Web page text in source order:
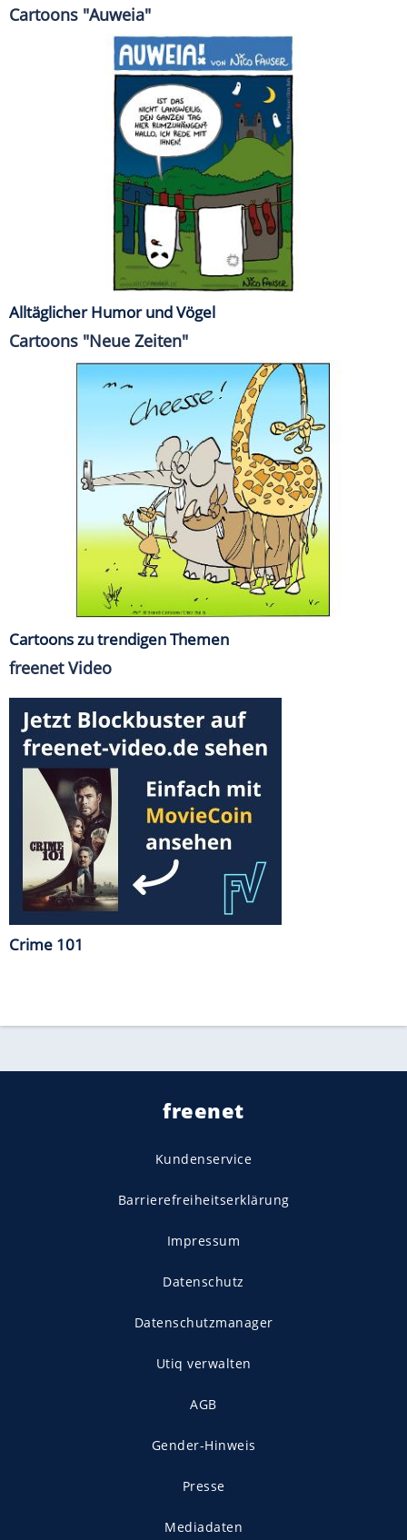
Cartoons "Auweia"
Alltäglicher Humor und Vögel
Cartoons "Neue Zeiten"
Cartoons zu trendigen Themen
freenet Video
Crime 101
freenet
Kundenservice
Barrierefreiheitserklärung
Impressum
Datenschutz
Datenschutzmanager
Utiq verwalten
AGB
Gender-Hinweis
Presse
Mediadaten